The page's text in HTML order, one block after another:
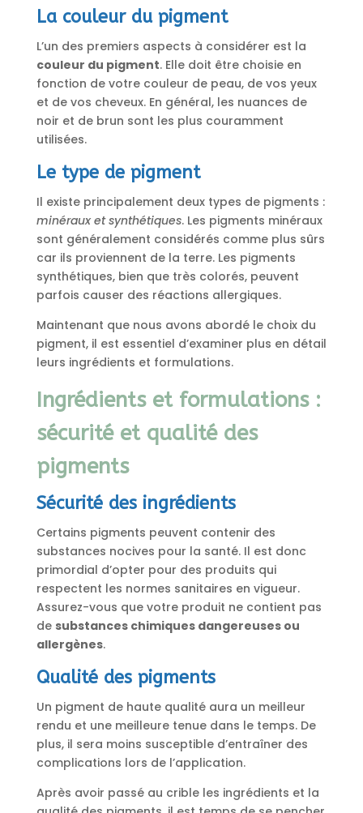
La couleur du pigment
L’un des premiers aspects à considérer est la
couleur du pigment. Elle doit être choisie en
fonction de votre couleur de peau, de vos yeux
et de vos cheveux. En général, les nuances de
noir et de brun sont les plus couramment
utilisées.
Le type de pigment
Il existe principalement deux types de pigments :
minéraux et synthétiques. Les pigments minéraux
sont généralement considérés comme plus sûrs
car ils proviennent de la terre. Les pigments
synthétiques, bien que très colorés, peuvent
parfois causer des réactions allergiques.
Maintenant que nous avons abordé le choix du
pigment, il est essentiel d’examiner plus en détail
leurs ingrédients et formulations.
Ingrédients et formulations :
sécurité et qualité des
pigments
Sécurité des ingrédients
Certains pigments peuvent contenir des
substances nocives pour la santé. Il est donc
primordial d’opter pour des produits qui
respectent les normes sanitaires en vigueur.
Assurez-vous que votre produit ne contient pas
de substances chimiques dangereuses ou
allergènes.
Qualité des pigments
Un pigment de haute qualité aura un meilleur
rendu et une meilleure tenue dans le temps. De
plus, il sera moins susceptible d’entraîner des
complications lors de l’application.
Après avoir passé au crible les ingrédients et la